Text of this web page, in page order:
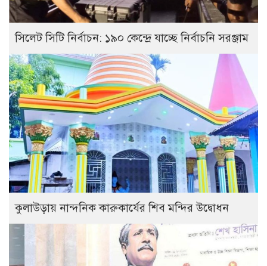
সিলেট সিটি নির্বাচন: ১৯০ কেন্দ্রে যাচ্ছে নির্বাচনি সরঞ্জাম
কুলাউড়ায় নান্দনিক কারুকার্যের শিব মন্দির উদ্বোধন